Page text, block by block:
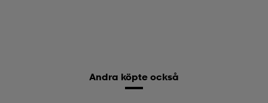
Andra köpte också